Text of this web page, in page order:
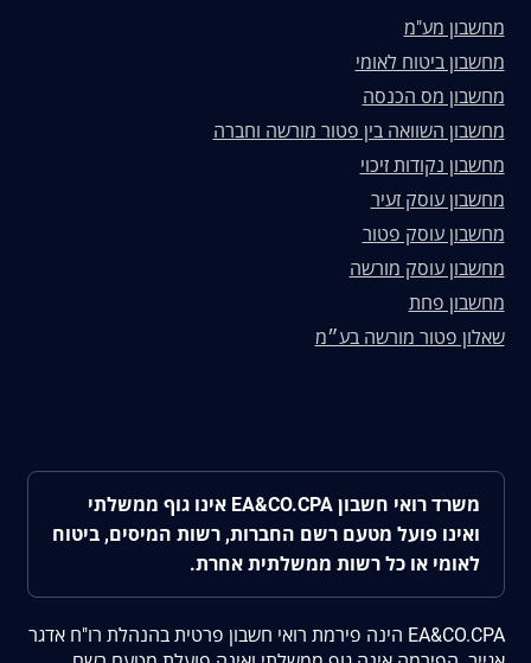
מחשבון מע"מ
מחשבון ביטוח לאומי
מחשבון מס הכנסה
מחשבון השוואה בין פטור מורשה וחברה
מחשבון נקודות זיכוי
מחשבון עוסק זעיר
מחשבון עוסק פטור
מחשבון עוסק מורשה
מחשבון פחת
שאלון פטור מורשה בע״מ
משרד רואי חשבון EA&CO.CPA אינו גוף ממשלתי
ואינו פועל מטעם רשם החברות, רשות המיסים, ביטוח
לאומי או כל רשות ממשלתית אחרת.
EA&CO.CPA הינה פירמת רואי חשבון פרטית בהנהלת רו"ח אדגר